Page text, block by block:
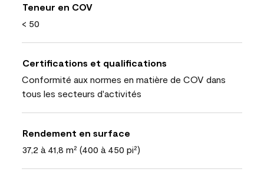
Teneur en COV
< 50
Certifications et qualifications
Conformité aux normes en matière de COV dans
tous les secteurs d'activités
Rendement en surface
37,2 à 41,8 m² (400 à 450 pi²)